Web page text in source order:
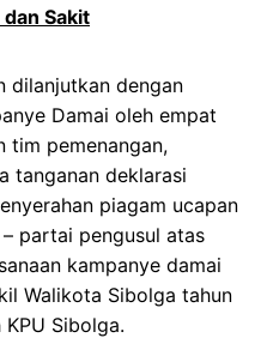
Sakit
dilanjutkan dengan
Damai oleh empat
tim pemenangan,
tanganan deklarasi
piagam ucapan
partai pengusul atas
kampanye damai
Walikota Sibolga tahun
Sibolga.